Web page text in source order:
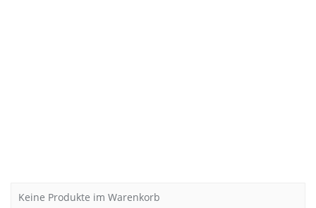
Keine Produkte im Warenkorb